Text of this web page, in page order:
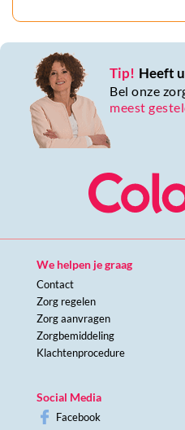
Tip! Heeft
Bel onze
meest
We helpen je graag
Contact
Zorg regelen
Zorg aanvragen
Zorgbemiddeling
Klachtenprocedure
Social Media
Facebook